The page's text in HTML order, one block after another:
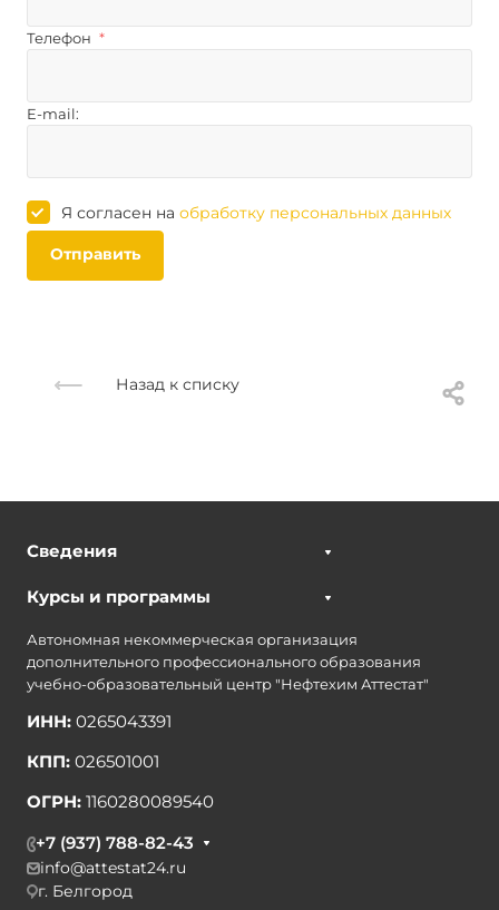
Телефон *
E-mail:
Я согласен на обработку персональных данных
Отправить
Назад к списку
Сведения
Курсы и программы
Автономная некоммерческая организация
дополнительного профессионального образования
учебно-образовательный центр "Нефтехим Аттестат"
ИНН: 0265043391
КПП: 026501001
ОГРН: 1160280089540
+7 (937) 788-82-43
info@attestat24.ru
г. Белгород